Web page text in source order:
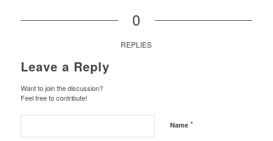
0
REPLIES
Leave a Reply
Want to join the discussion?
Feel free to contribute!
Name *